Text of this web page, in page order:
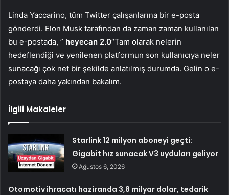
Linda Yaccarino, tüm Twitter çalışanlarına bir e-posta
gönderdi. Elon Musk tarafından da zaman zaman kullanılan
bu e-postada, ” heyecan 2.0“Tam olarak nelerin
hedeflendiği ve yenilenen platformun son kullanıcıya neler
sunacağı çok net bir şekilde anlatılmış durumda. Gelin o e-
postaya daha yakından bakalım.
İlgili Makaleler
Starlink 12 milyon aboneyi geçti:
Gigabit hız sunacak V3 uyduları geliyor
Ağustos 6, 2026
Otomotiv ihracatı haziranda 3,8 milyar dolar, tedarik